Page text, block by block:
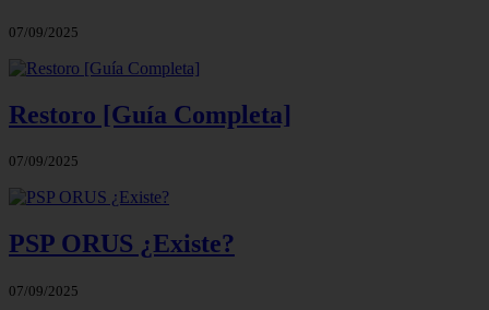
07/09/2025
Restoro [Guía Completa]
07/09/2025
PSP ORUS ¿Existe?
07/09/2025